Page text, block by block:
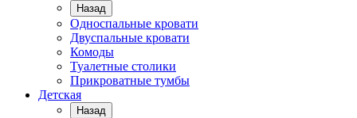
Назад
Односпальные кровати
Двуспальные кровати
Комоды
Туалетные столики
Прикроватные тумбы
Детская
Назад